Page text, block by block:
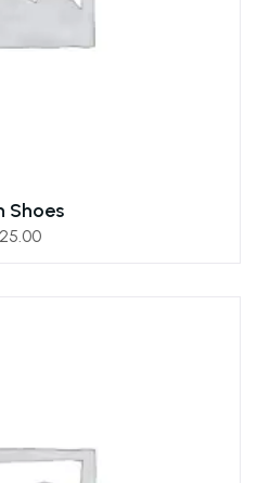
Shoes
25.00